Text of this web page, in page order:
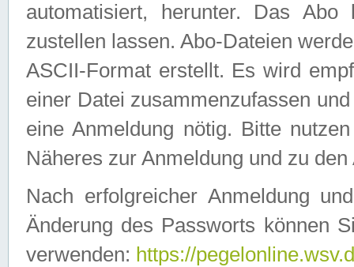
automatisiert, herunter. Das
zustellen lassen. Abo-Dateien
ASCII-Format erstellt. Es wird
einer Datei zusammenzufassen
eine Anmeldung nötig. Bitte
Näheres zur Anmeldung und zu
Nach erfolgreicher Anmeldung
Änderung des Passworts können
verwenden: https://